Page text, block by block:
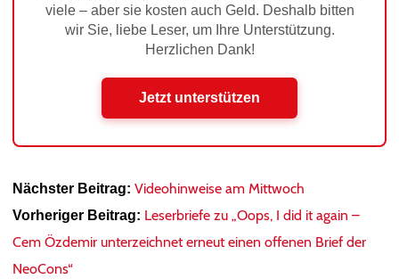
viele – aber sie kosten auch Geld. Deshalb bitten
wir Sie, liebe Leser, um Ihre Unterstützung.
Herzlichen Dank!
Jetzt unterstützen
Nächster Beitrag: Videohinweise am Mittwoch
Vorheriger Beitrag: Leserbriefe zu „Oops, I did it again –
Cem Özdemir unterzeichnet erneut einen offenen Brief der
NeoCons“